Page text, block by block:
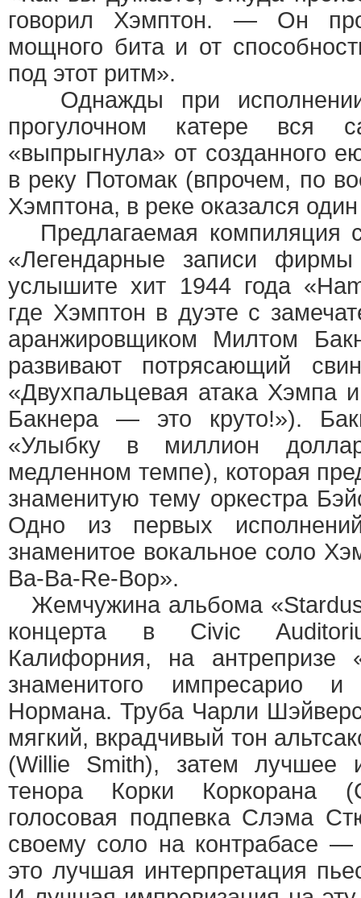
говорил Хэмптон. — Он
мощного бита и от
под этот ритм».
Однажды при
прогулочном катере вся
«выпрыгнула» от созданного
в реку Потомак (впрочем, по
Хэмптона, в реке оказался
Предлагаемая компиляция
«Легендарные записи
услышите хит 1944 года
где Хэмптон в дуэте с
аранжировщиком Милтом
развивают потрясающий
«Двухпальцевая атака Хэмпа
Бакнера — это круто!»).
«Улыбку в миллион
медленном темпе), которая
знаменитую тему оркестра
Одно из первых
знаменитое вокальное соло
Ba-Ba-Re-Bop».
Жемчужина альбома
концерта в Сivic
Калифорния, на
знаменитого импресарио
Нормана. Труба Чарли
мягкий, вкрадчивый тон
(Willie Smith), затем лучшее
тенора Корки Коркорана
голосовая подпевка Слэма
своему соло на контрабасе
это лучшая интерпретация